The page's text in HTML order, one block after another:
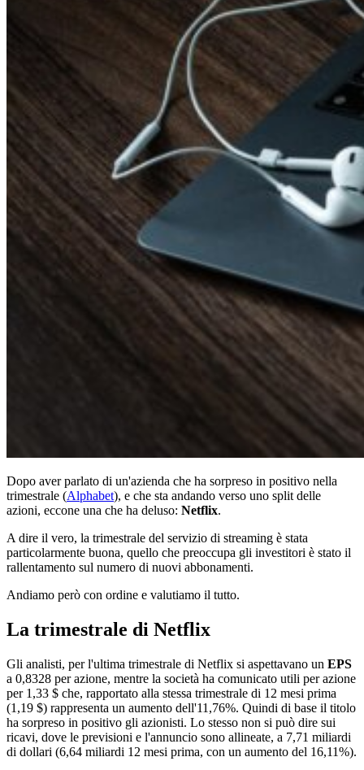
Dopo aver parlato di un'azienda che ha sorpreso in positivo nella
trimestrale (Alphabet), e che sta andando verso uno split delle
azioni, eccone una che ha deluso: Netflix.
A dire il vero, la trimestrale del servizio di streaming è stata
particolarmente buona, quello che preoccupa gli investitori è stato il
rallentamento sul numero di nuovi abbonamenti.
Andiamo però con ordine e valutiamo il tutto.
La trimestrale di Netflix
Gli analisti, per l'ultima trimestrale di Netflix si aspettavano un EPS
a 0,8328 per azione, mentre la società ha comunicato utili per azione
per 1,33 $ che, rapportato alla stessa trimestrale di 12 mesi prima
(1,19 $) rappresenta un aumento dell'11,76%. Quindi di base il titolo
ha sorpreso in positivo gli azionisti. Lo stesso non si può dire sui
ricavi, dove le previsioni e l'annuncio sono allineate, a 7,71 miliardi
di dollari (6,64 miliardi 12 mesi prima, con un aumento del 16,11%).